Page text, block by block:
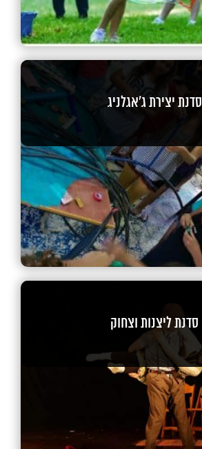
סדנת יצירת ג'אגלניג
סדנת ליצנות וצחוק